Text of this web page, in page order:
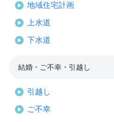
地域住宅計画
上水道
下水道
結婚・ご不幸・引越し
引越し
ご不幸